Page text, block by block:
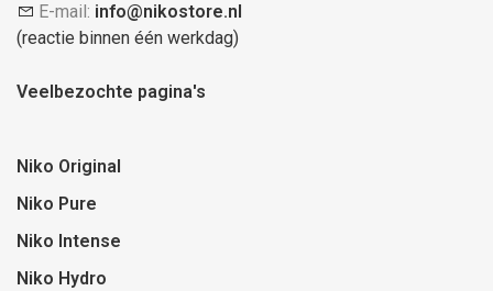
E-mail: info@nikostore.nl
(reactie binnen één werkdag)
Veelbezochte pagina's
Niko Original
Niko Pure
Niko Intense
Niko Hydro